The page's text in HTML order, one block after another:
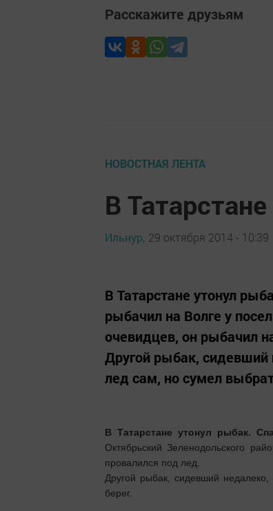
Расскажите друзьям
НОВОСТНАЯ ЛЕНТА
В
Ильнур, 29 октября 2014 - 10:39
В Татарстане утонул
рыбачил на Волге у
очевидцев, он рыбачил
Другой рыбак, сидевший
лед сам, но сумел
В Татарстане утонул рыбак.
Октябрьский Зеленодольского
провалился под лед.
Другой рыбак, сидевший
берег.